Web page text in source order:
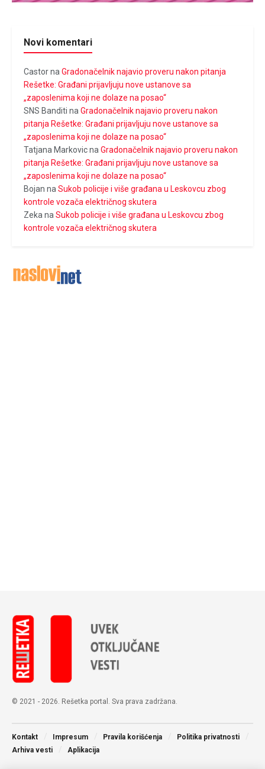
Novi komentari
Castorna Gradonačelnik najavio proveru nakon pitanja
Rešetke: Građani prijavljuju nove ustanove sa
„zaposlenima koji ne dolaze na posao“
SNS Banditi na Gradonačelnik najavio proveru nakon
pitanja Rešetke: Građani prijavljuju nove ustanove sa
„zaposlenima koji ne dolaze na posao“
Tatjana Markovicna Gradonačelnik najavio proveru nakon
pitanja Rešetke: Građani prijavljuju nove ustanove sa
„zaposlenima koji ne dolaze na posao“
Bojan na Sukob policije i više građana u Leskovcu zbog
kontrole vozača električnog skutera
Zeka na Sukob policije i više građana u Leskovcu zbog
kontrole vozača električnog skutera
© 2021 - 2026. Rešetka portal. Sva prava zadržana.
Kontakt Impresum Pravila korišćenja
Politika privatnosti
Arhiva vesti
Aplikacija